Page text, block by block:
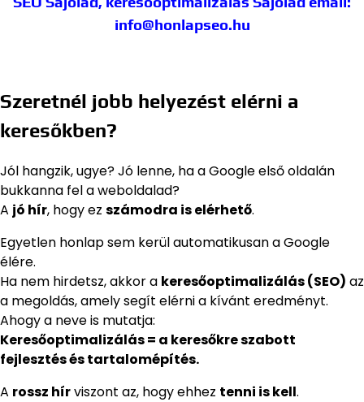
info@honlapseo.hu
Szeretnél jobb helyezést elérni a
keresőkben?
Jól hangzik, ugye? Jó lenne, ha a Google első oldalán
bukkanna fel a weboldalad?
A jó hír, hogy ez számodra is elérhető.
Egyetlen honlap sem kerül automatikusan a Google
élére.
Ha nem hirdetsz, akkor a keresőoptimalizálás (SEO) az
a megoldás, amely segít elérni a kívánt eredményt.
Ahogy a neve is mutatja:
Keresőoptimalizálás = a keresőkre szabott
fejlesztés és tartalomépítés.
A rossz hírviszont az, hogy ehhez tenni is kell.